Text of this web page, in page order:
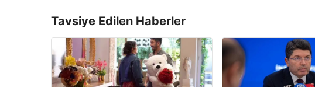
Tavsiye Edilen Haberler